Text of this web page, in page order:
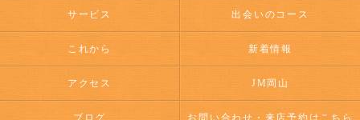
サービス 出会いのコース
これから 新着情報
アクセス JM岡山
ブログ お問い合わせ・来店予約はこちら